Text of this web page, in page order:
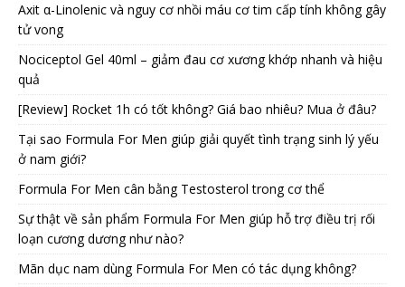
Axit α-Linolenic và nguy cơ nhồi máu cơ tim cấp tính không gây
tử vong
Nociceptol Gel 40ml – giảm đau cơ xương khớp nhanh và hiệu
quả
[Review] Rocket 1h có tốt không? Giá bao nhiêu? Mua ở đâu?
Tại sao Formula For Men giúp giải quyết tình trạng sinh lý yếu
ở nam giới?
Formula For Men cân bằng Testosterol trong cơ thể
Sự thật về sản phẩm Formula For Men giúp hỗ trợ điều trị rối
loạn cương dương như nào?
Mãn dục nam dùng Formula For Men có tác dụng không?